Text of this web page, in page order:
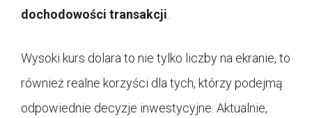
dochodowości transakcji
Wysoki kurs dolara to nie tylko liczby na ekranie, to
również realne korzyści dla tych, którzy podejmą
odpowiednie decyzje inwestycyjne. Aktualnie,